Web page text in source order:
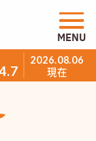
2026.08.06
現在
MENU